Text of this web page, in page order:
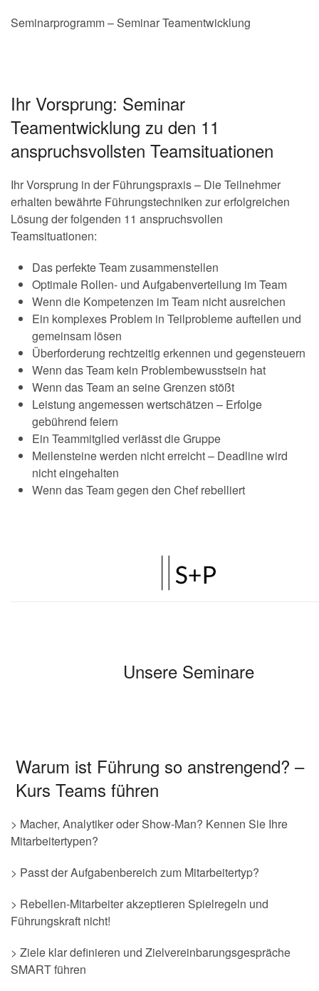
Seminarprogramm – Seminar Teamentwicklung
Ihr Vorsprung: Seminar
Teamentwicklung zu den 11
anspruchsvollsten Teamsituationen
Ihr Vorsprung in der Führungspraxis – Die Teilnehmer
erhalten bewährte Führungstechniken zur erfolgreichen
Lösung der folgenden 11 anspruchsvollen
Teamsituationen:
Das perfekte Team zusammenstellen
Optimale Rollen- und Aufgabenverteilung im Team
Wenn die Kompetenzen im Team nicht ausreichen
Ein komplexes Problem in Teilprobleme aufteilen und
gemeinsam lösen
Überforderung rechtzeitig erkennen und gegensteuern
Wenn das Team kein Problembewusstsein hat
Wenn das Team an seine Grenzen stößt
Leistung angemessen wertschätzen – Erfolge
gebührend feiern
Ein Teammitglied verlässt die Gruppe
Meilensteine werden nicht erreicht – Deadline wird
nicht eingehalten
Wenn das Team gegen den Chef rebelliert
Warum ist Führung so anstrengend? –
Kurs Teams führen
> Macher, Analytiker oder Show-Man? Kennen Sie Ihre
Mitarbeitertypen?
> Passt der Aufgabenbereich zum Mitarbeitertyp?
> Rebellen-Mitarbeiter akzeptieren Spielregeln und
Führungskraft nicht!
> Ziele klar definieren und Zielvereinbarungsgespräche
SMART führen